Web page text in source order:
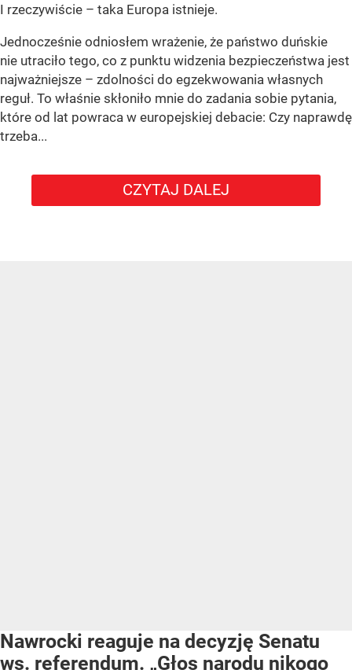
I rzeczywiście – taka Europa istnieje.
Jednocześnie odniosłem wrażenie, że państwo duńskie
nie utraciło tego, co z punktu widzenia bezpieczeństwa jest
najważniejsze – zdolności do egzekwowania własnych
reguł. To właśnie skłoniło mnie do zadania sobie pytania,
które od lat powraca w europejskiej debacie: Czy naprawdę
trzeba...
CZYTAJ DALEJ
Nawrocki reaguje na decyzję Senatu
ws. referendum. „Głos narodu nikogo